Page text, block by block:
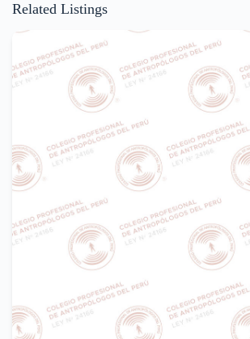
Related Listings